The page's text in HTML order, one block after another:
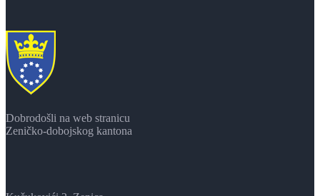
Dobrodošli na web stranicu
Zeničko-dobojskog kantona